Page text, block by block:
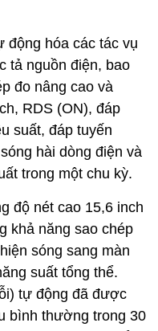
động hóa các tác vụ
tả nguồn điện, bao
đo nâng cao và
RDS (ON), đáp
suất, đáp tuyến
hài dòng điện và
trong một chu kỳ.
độ nét cao 15,6 inch
khả năng sao chép
sóng sang màn
suất tổng thể.
tự động đã được
bình thường trong 30